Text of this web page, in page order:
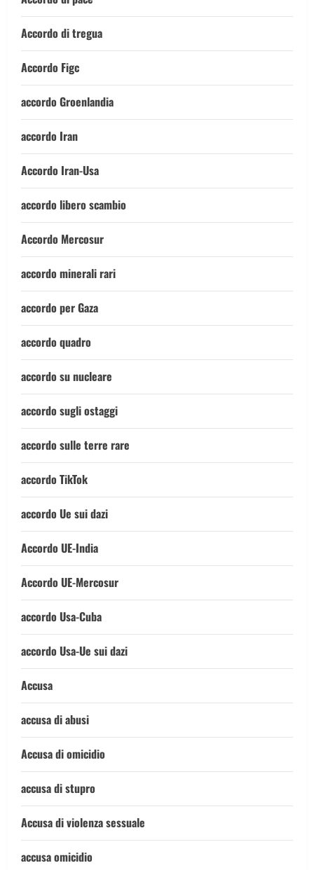
Accordo di tregua
Accordo Figc
accordo Groenlandia
accordo Iran
Accordo Iran-Usa
accordo libero scambio
Accordo Mercosur
accordo minerali rari
accordo per Gaza
accordo quadro
accordo su nucleare
accordo sugli ostaggi
accordo sulle terre rare
accordo TikTok
accordo Ue sui dazi
Accordo UE-India
Accordo UE-Mercosur
accordo Usa-Cuba
accordo Usa-Ue sui dazi
Accusa
accusa di abusi
Accusa di omicidio
accusa di stupro
Accusa di violenza sessuale
accusa omicidio